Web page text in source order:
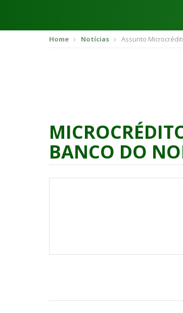
Home Notícias Assunto
BANCO DO